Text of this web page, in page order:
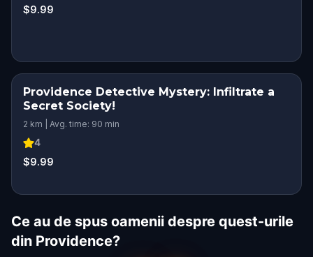
$9.99
Providence Detective Mystery: Infiltrate a
Secret Society!
2 km | Avg. time: 90 min
4
$9.99
Ce au de spus oamenii despre quest-urile
din Providence?